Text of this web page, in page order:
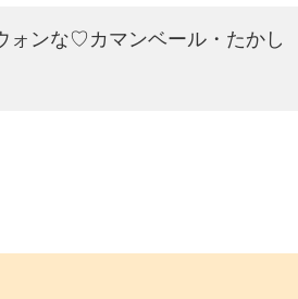
ォンな♡カマンベール・たかし